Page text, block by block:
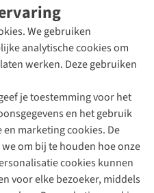
We gebruiken
analytische cookies om
werken. Deze gebruiken
je toestemming voor het
en het gebruik
marketing cookies. De
om bij te houden hoe onze
cookies kunnen
voor elke bezoeker, middels